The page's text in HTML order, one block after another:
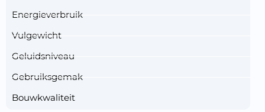
Energieverbruik
Vulgewicht
Geluidsniveau
Gebruiksgemak
Bouwkwaliteit